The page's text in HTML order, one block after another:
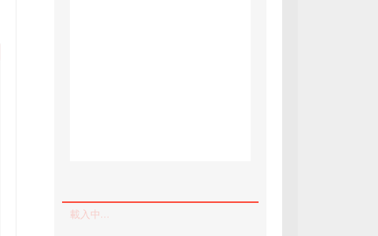
載入中…